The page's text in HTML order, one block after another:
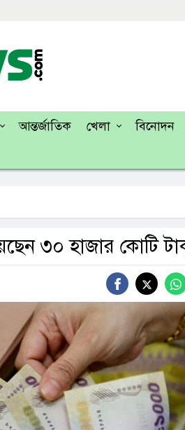
আন্তর্জাতিক খেলা বিনোদন
৩০ হাজার কোটি